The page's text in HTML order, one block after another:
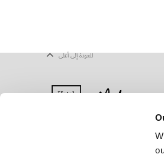
للعودة إلى أعلى